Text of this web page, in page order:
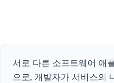
서로 다른 소프트웨어 애
으로, 개발자가 서비스의